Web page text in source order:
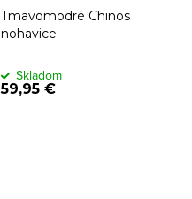
Tmavomodré Chinos
nohavice
59,95 €
Skladom